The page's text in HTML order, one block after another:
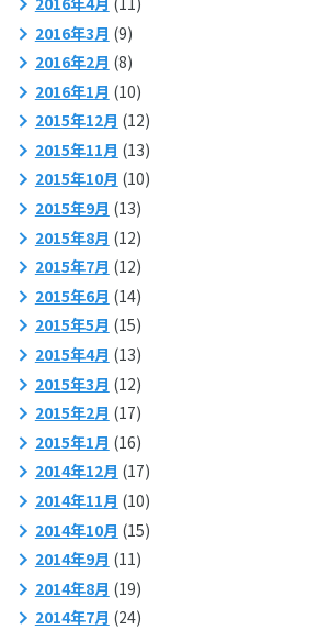
2016年3月 (9)
2016年2月 (8)
2016年1月 (10)
2015年12月 (12)
2015年11月 (13)
2015年10月 (10)
2015年9月 (13)
2015年8月 (12)
2015年7月 (12)
2015年6月 (14)
2015年5月 (15)
2015年4月 (13)
2015年3月 (12)
2015年2月 (17)
2015年1月 (16)
2014年12月 (17)
2014年11月 (10)
2014年10月 (15)
2014年9月 (11)
2014年8月 (19)
2014年7月 (24)